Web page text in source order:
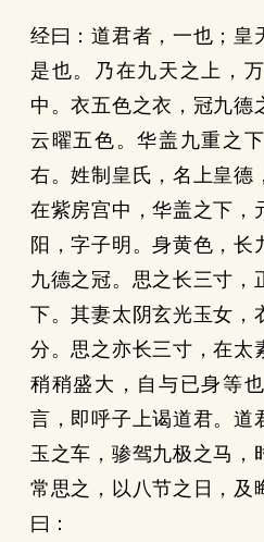
经曰：道君者，一也；皇
是也。乃在九天之上，
中。衣五色之衣，冠九德
云曜五色。华盖九重之
右。姓制皇氏，名上皇德
在紫房宫中，华盖之下，
阳，字子明。身黄色，长
九德之冠。思之长三寸，
下。其妻太阴玄光玉女，
分。思之亦长三寸，在太
稍稍盛大，自与已身等
言，即呼子上谒道君。道
玉之车，骖驾九极之马，
常思之，以八节之日，及
曰：